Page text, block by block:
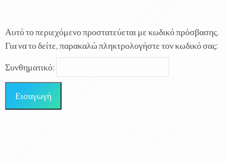
Αυτό το περιεχόμενο προστατεύεται με κωδικό πρόσβασης.
Για να το δείτε, παρακαλώ πληκτρολογήστε τον κωδικό σας:
Συνθηματικό: